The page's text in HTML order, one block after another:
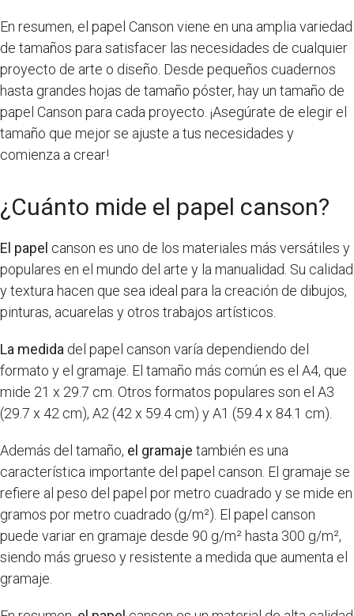
En resumen, el papel Canson viene en una amplia variedad
de tamaños para satisfacer las necesidades de cualquier
proyecto de arte o diseño. Desde pequeños cuadernos
hasta grandes hojas de tamaño póster, hay un tamaño de
papel Canson para cada proyecto. ¡Asegúrate de elegir el
tamaño que mejor se ajuste a tus necesidades y
comienza a crear!
¿Cuánto mide el papel canson?
El papel canson es uno de los materiales más versátiles y
populares en el mundo del arte y la manualidad. Su calidad
y textura hacen que sea ideal para la creación de dibujos,
pinturas, acuarelas y otros trabajos artísticos.
La medida del papel canson varía dependiendo del
formato y el gramaje. El tamaño más común es el A4, que
mide 21 x 29.7 cm. Otros formatos populares son el A3
(29.7 x 42 cm), A2 (42 x 59.4 cm) y A1 (59.4 x 84.1 cm).
Además del tamaño, el gramaje también es una
característica importante del papel canson. El gramaje se
refiere al peso del papel por metro cuadrado y se mide en
gramos por metro cuadrado (g/m²). El papel canson
puede variar en gramaje desde 90 g/m² hasta 300 g/m²,
siendo más grueso y resistente a medida que aumenta el
gramaje.